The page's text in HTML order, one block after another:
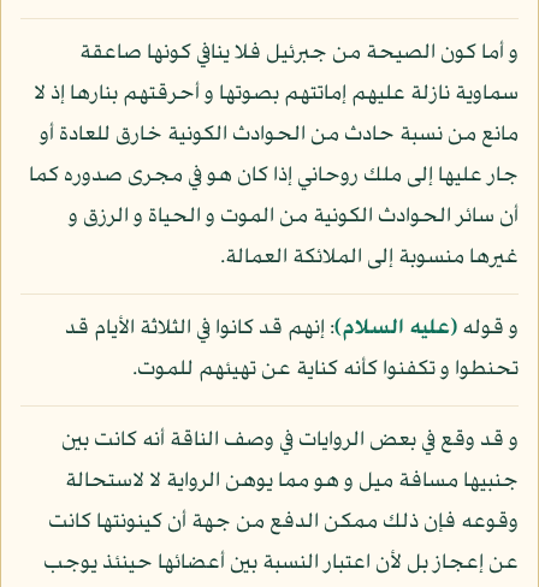
و أما كون الصيحة من جبرئيل فلا ينافي كونها صاعقة
سماوية نازلة عليهم إماتتهم بصوتها و أحرقتهم بنارها إذ لا
مانع من نسبة حادث من الحوادث الكونية خارق للعادة أو
جار عليها إلى ملك روحاني إذا كان هو في مجرى صدوره كما
أن سائر الحوادث الكونية من الموت و الحياة و الرزق و
غيرها منسوبة إلى الملائكة العمالة.
و قوله(عليه السلام): إنهم قد كانوا في الثلاثة الأيام قد
تحنطوا و تكفنوا كأنه كناية عن تهيئهم للموت.
و قد وقع في بعض الروايات في وصف الناقة أنه كانت بين
جنبيها مسافة ميل و هو مما يوهن الرواية لا لاستحالة
وقوعه فإن ذلك ممكن الدفع من جهة أن كينونتها كانت
عن إعجاز بل لأن اعتبار النسبة بين أعضائها حينئذ يوجب